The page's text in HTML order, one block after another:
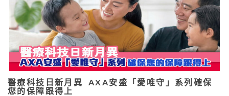
醫療科技日新月異 AXA安盛「愛唯守」系列確保
您的保障跟得上